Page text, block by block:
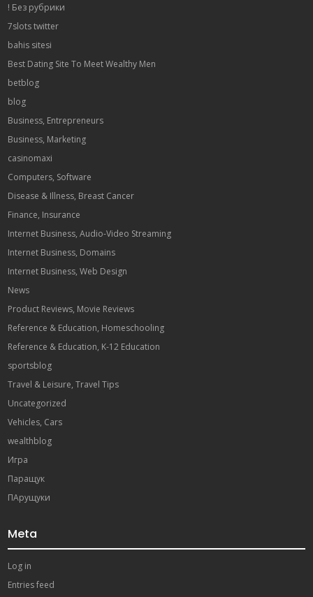
! Без рубрики
7slots twitter
bahis sitesi
Best Dating Site To Meet Wealthy Men
betblog
blog
Business, Entrepreneurs
Business, Marketing
casinomaxi
Computers, Software
Disease & Illness, Breast Cancer
Finance, Insurance
Internet Business, Audio-Video Streaming
Internet Business, Domains
Internet Business, Web Design
News
Product Reviews, Movie Reviews
Reference & Education, Homeschooling
Reference & Education, K-12 Education
sportsblog
Travel & Leisure, Travel Tips
Uncategorized
Vehicles, Cars
wealthblog
Игра
Паращук
ПАрущуки
Meta
Log in
Entries feed